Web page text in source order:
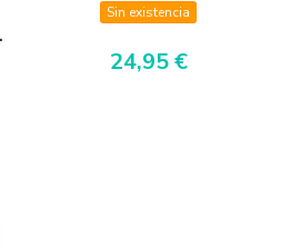
Sin existencia
24,95 €